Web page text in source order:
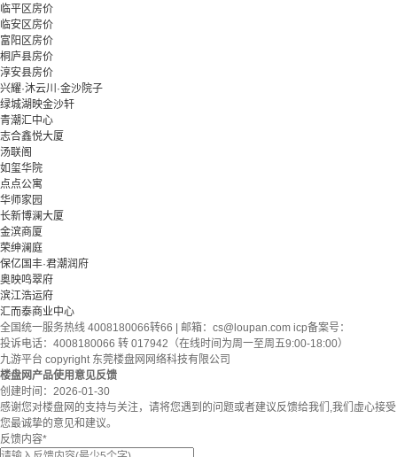
临平区房价
临安区房价
富阳区房价
桐庐县房价
淳安县房价
兴耀·沐云川·金沙院子
绿城湖映金沙轩
青潮汇中心
志合鑫悦大厦
汤联阁
如玺华院
点点公寓
华师家园
长新博澜大厦
金滨商厦
荣绅澜庭
保亿国丰·君潮润府
奥映鸣翠府
滨江浩运府
汇而泰商业中心
全国统一服务热线 4008180066转66 | 邮箱： cs@loupan.com icp备案号：
投诉电话：4008180066 转 017942（在线时间为周一至周五9:00-18:00）
九游平台 copyright 东莞楼盘网网络科技有限公司
楼盘网产品使用意见反馈
创建时间： 2026-01-30
感谢您对楼盘网的支持与关注，请将您遇到的问题或者建议反馈给我们,我们虚心接受
您最诚挚的意见和建议。
反馈内容*